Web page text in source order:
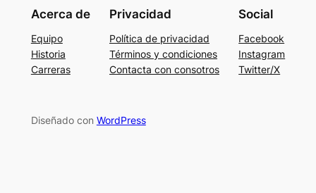
Acerca de
Equipo
Historia
Carreras
Privacidad
Política de privacidad
Términos y condiciones
Contacta con consotros
Social
Facebook
Instagram
Twitter/X
Diseñado con WordPress